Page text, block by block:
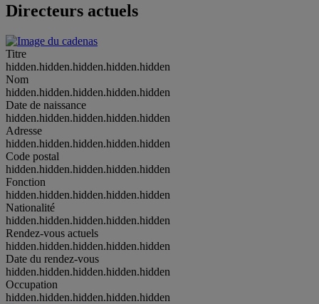
Directeurs actuels
Titre
hidden.hidden.hidden.hidden.hidden
Nom
hidden.hidden.hidden.hidden.hidden
Date de naissance
hidden.hidden.hidden.hidden.hidden
Adresse
hidden.hidden.hidden.hidden.hidden
Code postal
hidden.hidden.hidden.hidden.hidden
Fonction
hidden.hidden.hidden.hidden.hidden
Nationalité
hidden.hidden.hidden.hidden.hidden
Rendez-vous actuels
hidden.hidden.hidden.hidden.hidden
Date du rendez-vous
hidden.hidden.hidden.hidden.hidden
Occupation
hidden.hidden.hidden.hidden.hidden